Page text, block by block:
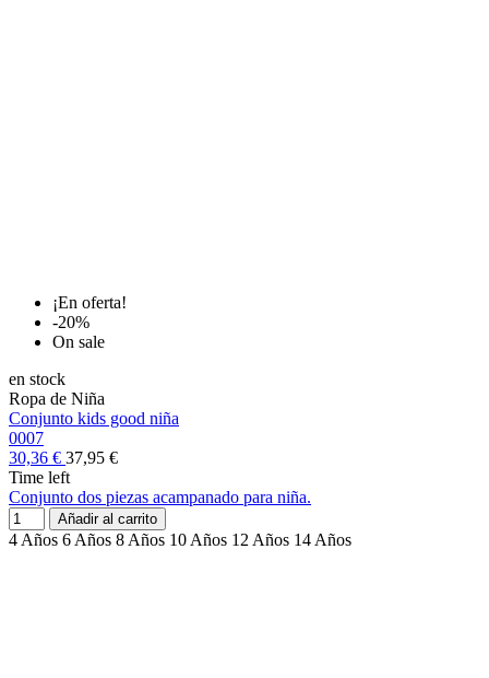
¡En oferta!
-20%
On sale
en stock
Ropa de Niña
Conjunto kids good niña
0007
30,36 € 37,95 €
Time left
Conjunto dos piezas acampanado para niña.
Añadir al carrito
4 Años 6 Años 8 Años 10 Años 12 Años 14 Años